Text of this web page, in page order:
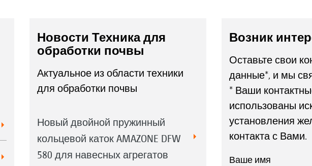
Новости Техника для
обработки почвы
Актуальное из области техники
для обработки почвы
Новый двойной пружинный
кольцевой каток AMAZONE DFW
580 для навесных агрегатов
Возник
Оставьте свои
данные*, и мы
* Ваши
использованы
установления
контакта с Вами.
Ваше имя